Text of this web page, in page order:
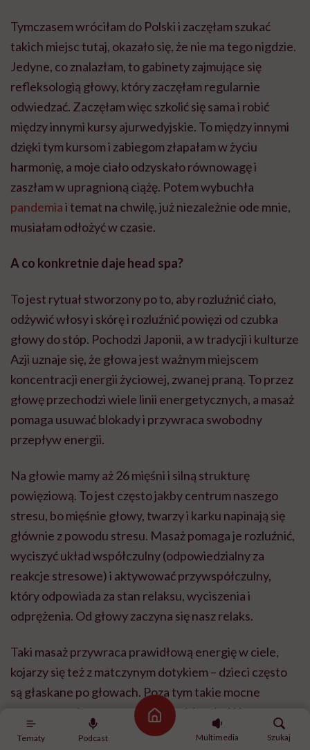
Tematy Podcast
Strona główna
Multimedia
Szukaj
Tymczasem wróciłam do Polski i zaczęłam szukać
takich miejsc tutaj, okazało się, że nie ma tego nigdzie.
Jedyne, co znalazłam, to gabinety zajmujące się
refleksologią głowy, który zaczęłam regularnie
odwiedzać. Zaczęłam więc szkolić się sama i robić
między innymi kursy ajurwedyjskie. To między innymi
dzięki tym kursom i zabiegom złapałam w życiu
harmonię, a moje ciało odzyskało równowagę i
zaszłam w upragnioną ciążę. Potem wybuchła
pandemiai temat na chwilę, już niezależnie ode mnie,
musiałam odłożyć w czasie.
A co konkretnie daje head spa?
To jest rytuał stworzony po to, aby rozluźnić ciało,
odżywić włosy i skórę i rozluźnić powięzi od czubka
głowy do stóp. Pochodzi Japonii, a w tradycji i kulturze
Azji uznaje się, że głowa jest ważnym miejscem
koncentracji energii życiowej, zwanej praną. To przez
głowę przechodzi wiele linii energetycznych, a masaż
pomaga usuwać blokady i przywraca swobodny
przepływ energii.
Na głowie mamy aż 26 mięśni i silną strukturę
powięziową. To jest często jakby centrum naszego
stresu, bo mięśnie głowy, twarzy i karku napinają się
głównie z powodu stresu. Masaż pomaga je rozluźnić,
wyciszyć układ współczulny (odpowiedzialny za
reakcje stresowe) i aktywować przywspółczulny,
który odpowiada za stan relaksu, wyciszenia i
odprężenia. Od głowy zaczyna się nasz relaks.
Taki masaż przywraca prawidłową energię w ciele,
kojarzy się też z matczynym dotykiem – dzieci często
są głaskane po głowach. Poza tym takie mocne
wymasowanie wyostrza jakość widzenia. Wspomaga
walkę z
migreną , egzemą. Na taki dotyk i głęboki